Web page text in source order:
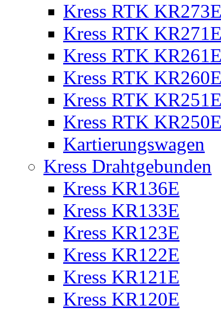
Kress RTK
Kress RTK
Kress RTK
Kress RTK
Kress RTK
Kress RTK
Kartierungswagen
Kress Drahtgebunden
Kress KR136E
Kress KR133E
Kress KR123E
Kress KR122E
Kress KR121E
Kress KR120E